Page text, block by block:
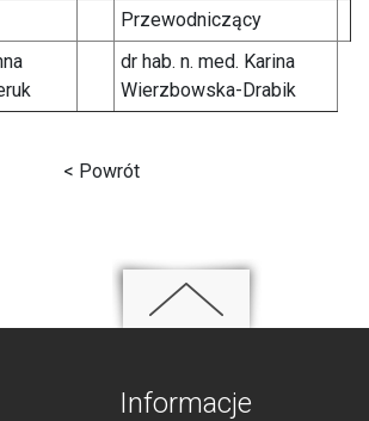
Przewodniczący
dr hab. n. med. Karina
Wierzbowska-Drabik
< Powrót
Informacje